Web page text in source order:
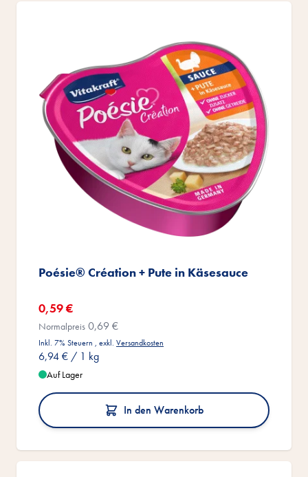
Poésie® Création + Pute in Käsesauce
Sonderangebot
0,59 €
Normalpreis 0,69 €
Inkl. 7% Steuern , exkl. Versandkosten
6,94 € / 1 kg
Auf Lager
In den Warenkorb